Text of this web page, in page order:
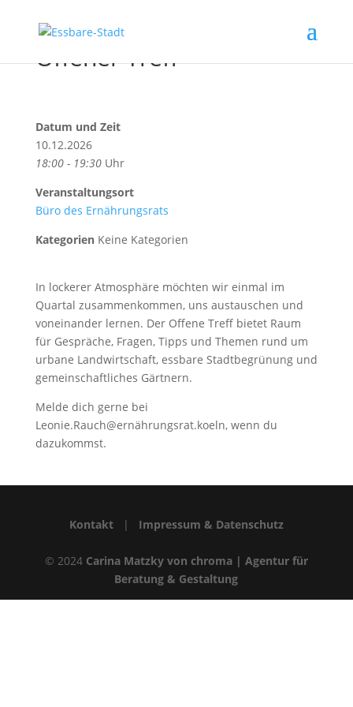
Offener Treff
Datum und Zeit
10.12.2026
18:00 - 19:30Uhr
Veranstaltungsort
Büro des Ernährungsrats
KategorienKeine Kategorien
In lockerer Atmosphäre möchten wir einmal im
Quartal zusammenkommen, uns austauschen und
voneinander lernen. Der Offene Treff bietet Raum
für Gespräche, Fragen, Tipps und Themen rund um
urbane Landwirtschaft, essbare Stadtbegrünung und
gemeinschaftliches Gärtnern.
Melde dich gerne bei
Leonie.Rauch@ernährungsrat.koeln, wenn du
dazukommst.
Kontakt | Impressum & Datenschutz
© 2024 Carina Matzky von chroma | Agentur für
Beratung & Gestaltung